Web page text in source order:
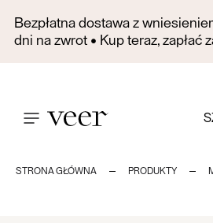
Bezpłatna dostawa z
dni na zwrot • Kup teraz, zapłać
STRONA GŁÓWNA PRODUKTY